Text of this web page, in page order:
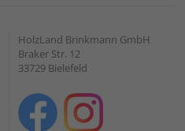
HolzLand Brinkmann GmbH
Braker Str. 12
33729 Bielefeld